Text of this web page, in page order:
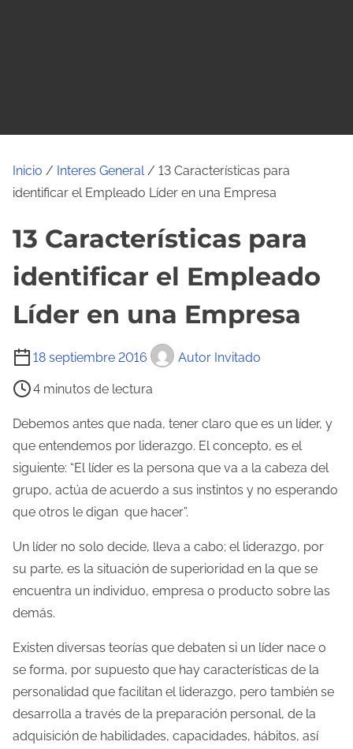
Inicio / Interes General/ 13 Características para
identificar el Empleado Líder en una Empresa
13 Características para
identificar el Empleado
Líder en una Empresa
18 septiembre 2016 Autor Invitado
T
e
m
p
o
d
e
e
c
t
u
r
e
4 minutos de lectura
Debemos antes que nada, tener claro que es un líder, y
que entendemos por liderazgo. El concepto, es el
siguiente: “El líder es la persona que va a la cabeza del
grupo, actúa de acuerdo a sus instintos y no esperando
que otros le digan que hacer”.
Un líder no solo decide, lleva a cabo; el liderazgo, por
su parte, es la situación de superioridad en la que se
encuentra un individuo, empresa o producto sobre las
demás.
Existen diversas teorías que debaten si un líder nace o
se forma, por supuesto que hay características de la
personalidad que facilitan el liderazgo, pero también se
desarrolla a través de la preparación personal, de la
adquisición de habilidades, capacidades, hábitos, así